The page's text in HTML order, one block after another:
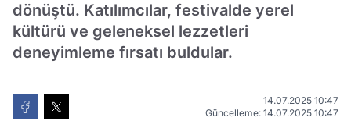
dönüştü. Katılımcılar, festivalde yerel
kültürü ve geleneksel lezzetleri
deneyimleme fırsatı buldular.
14.07.2025 10:47
Güncelleme: 14.07.2025 10:47